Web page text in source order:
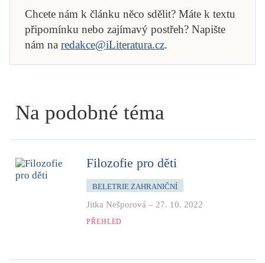
Chcete nám k článku něco sdělit? Máte k textu
připomínku nebo zajímavý postřeh? Napište
nám na redakce@iLiteratura.cz.
Na podobné téma
Filozofie pro děti
BELETRIE ZAHRANIČNÍ
Jitka Nešporová – 27. 10. 2022
PŘEHLED